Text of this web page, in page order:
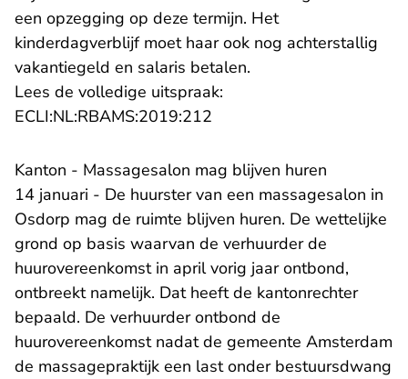
een opzegging op deze termijn. Het
kinderdagverblijf moet haar ook nog achterstallig
vakantiegeld en salaris betalen.
Lees de volledige uitspraak:
ECLI:NL:RBAMS:2019:212
Kanton - Massagesalon mag blijven huren
14 januari - De huurster van een massagesalon in
Osdorp mag de ruimte blijven huren. De wettelijke
grond op basis waarvan de verhuurder de
huurovereenkomst in april vorig jaar ontbond,
ontbreekt namelijk. Dat heeft de kantonrechter
bepaald. De verhuurder ontbond de
huurovereenkomst nadat de gemeente Amsterdam
de massagepraktijk een last onder bestuursdwang